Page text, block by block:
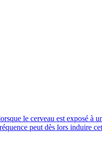
le cerveau est exposé à
peut dès lors induire